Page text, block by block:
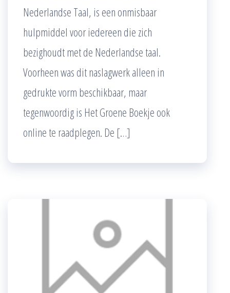
Nederlandse Taal, is een onmisbaar
hulpmiddel voor iedereen die zich
bezighoudt met de Nederlandse taal.
Voorheen was dit naslagwerk alleen in
gedrukte vorm beschikbaar, maar
tegenwoordig is Het Groene Boekje ook
online te raadplegen. De […]